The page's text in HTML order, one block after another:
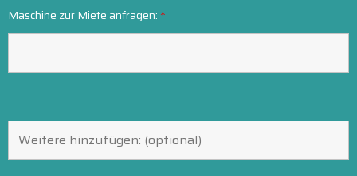
Maschine zur Miete anfragen: *